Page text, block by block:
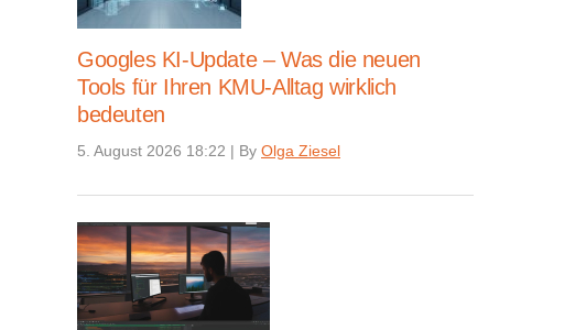
Googles KI-Update – Was die neuen
Tools für Ihren KMU-Alltag wirklich
bedeuten
5. August 2026 18:22 | By Olga Ziesel